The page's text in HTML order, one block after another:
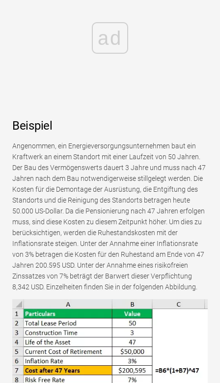
ad
Beispiel
Angenommen, ein Energieversorgungsunternehmen baut ein
Kraftwerk an einem Standort mit einer Laufzeit von 50 Jahren.
Der Bau des Vermögenswerts dauert 3 Jahre und muss nach 47
Jahren nach dem Bau notwendigerweise stillgelegt werden. Die
Kosten für die Demontage der Ausrüstung, die Entgiftung des
Standorts und die Reinigung des Standorts betragen heute
50.000 US-Dollar. Da die Pensionierung nach 47 Jahren erfolgen
muss, sind diese Kosten zu diesem Zeitpunkt höher. Um dies zu
berücksichtigen, werden die Ruhestandskosten mit der
Inflationsrate steigen. Unter der Annahme einer Inflationsrate
von 3% betragen die Kosten für den Ruhestand am Ende von 47
Jahren 200.595 USD. Unter der Annahme eines risikofreien
Zinssatzes von 7% beträgt der Barwert dieser Verpflichtung
8,342 USD. Einzelheiten finden Sie in der folgenden Abbildung.